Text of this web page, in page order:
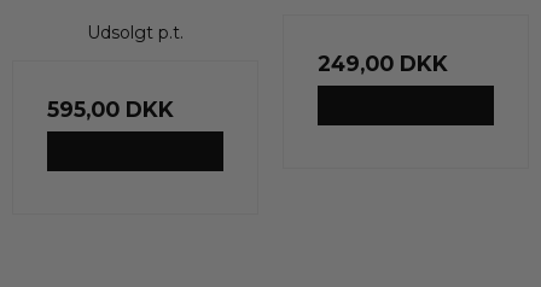
Udsolgt p.t.
595,00 DKK
249,00 DKK